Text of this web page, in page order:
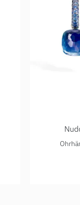
Pomellato